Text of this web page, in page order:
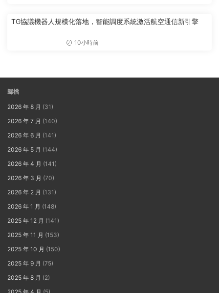
TG協議機器人規模化落地，智能調度系統激活航空通信新引擎
10小時前
歸檔
2026 年 8 月 (31)
2026 年 7 月 (140)
2026 年 6 月 (141)
2026 年 5 月 (144)
2026 年 4 月 (141)
2026 年 3 月 (70)
2026 年 2 月 (131)
2026 年 1 月 (148)
2025 年 12 月 (141)
2025 年 11 月 (153)
2025 年 10 月 (150)
2025 年 9 月 (75)
2025 年 8 月 (2)